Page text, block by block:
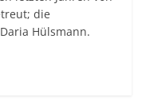
die
Hülsmann.